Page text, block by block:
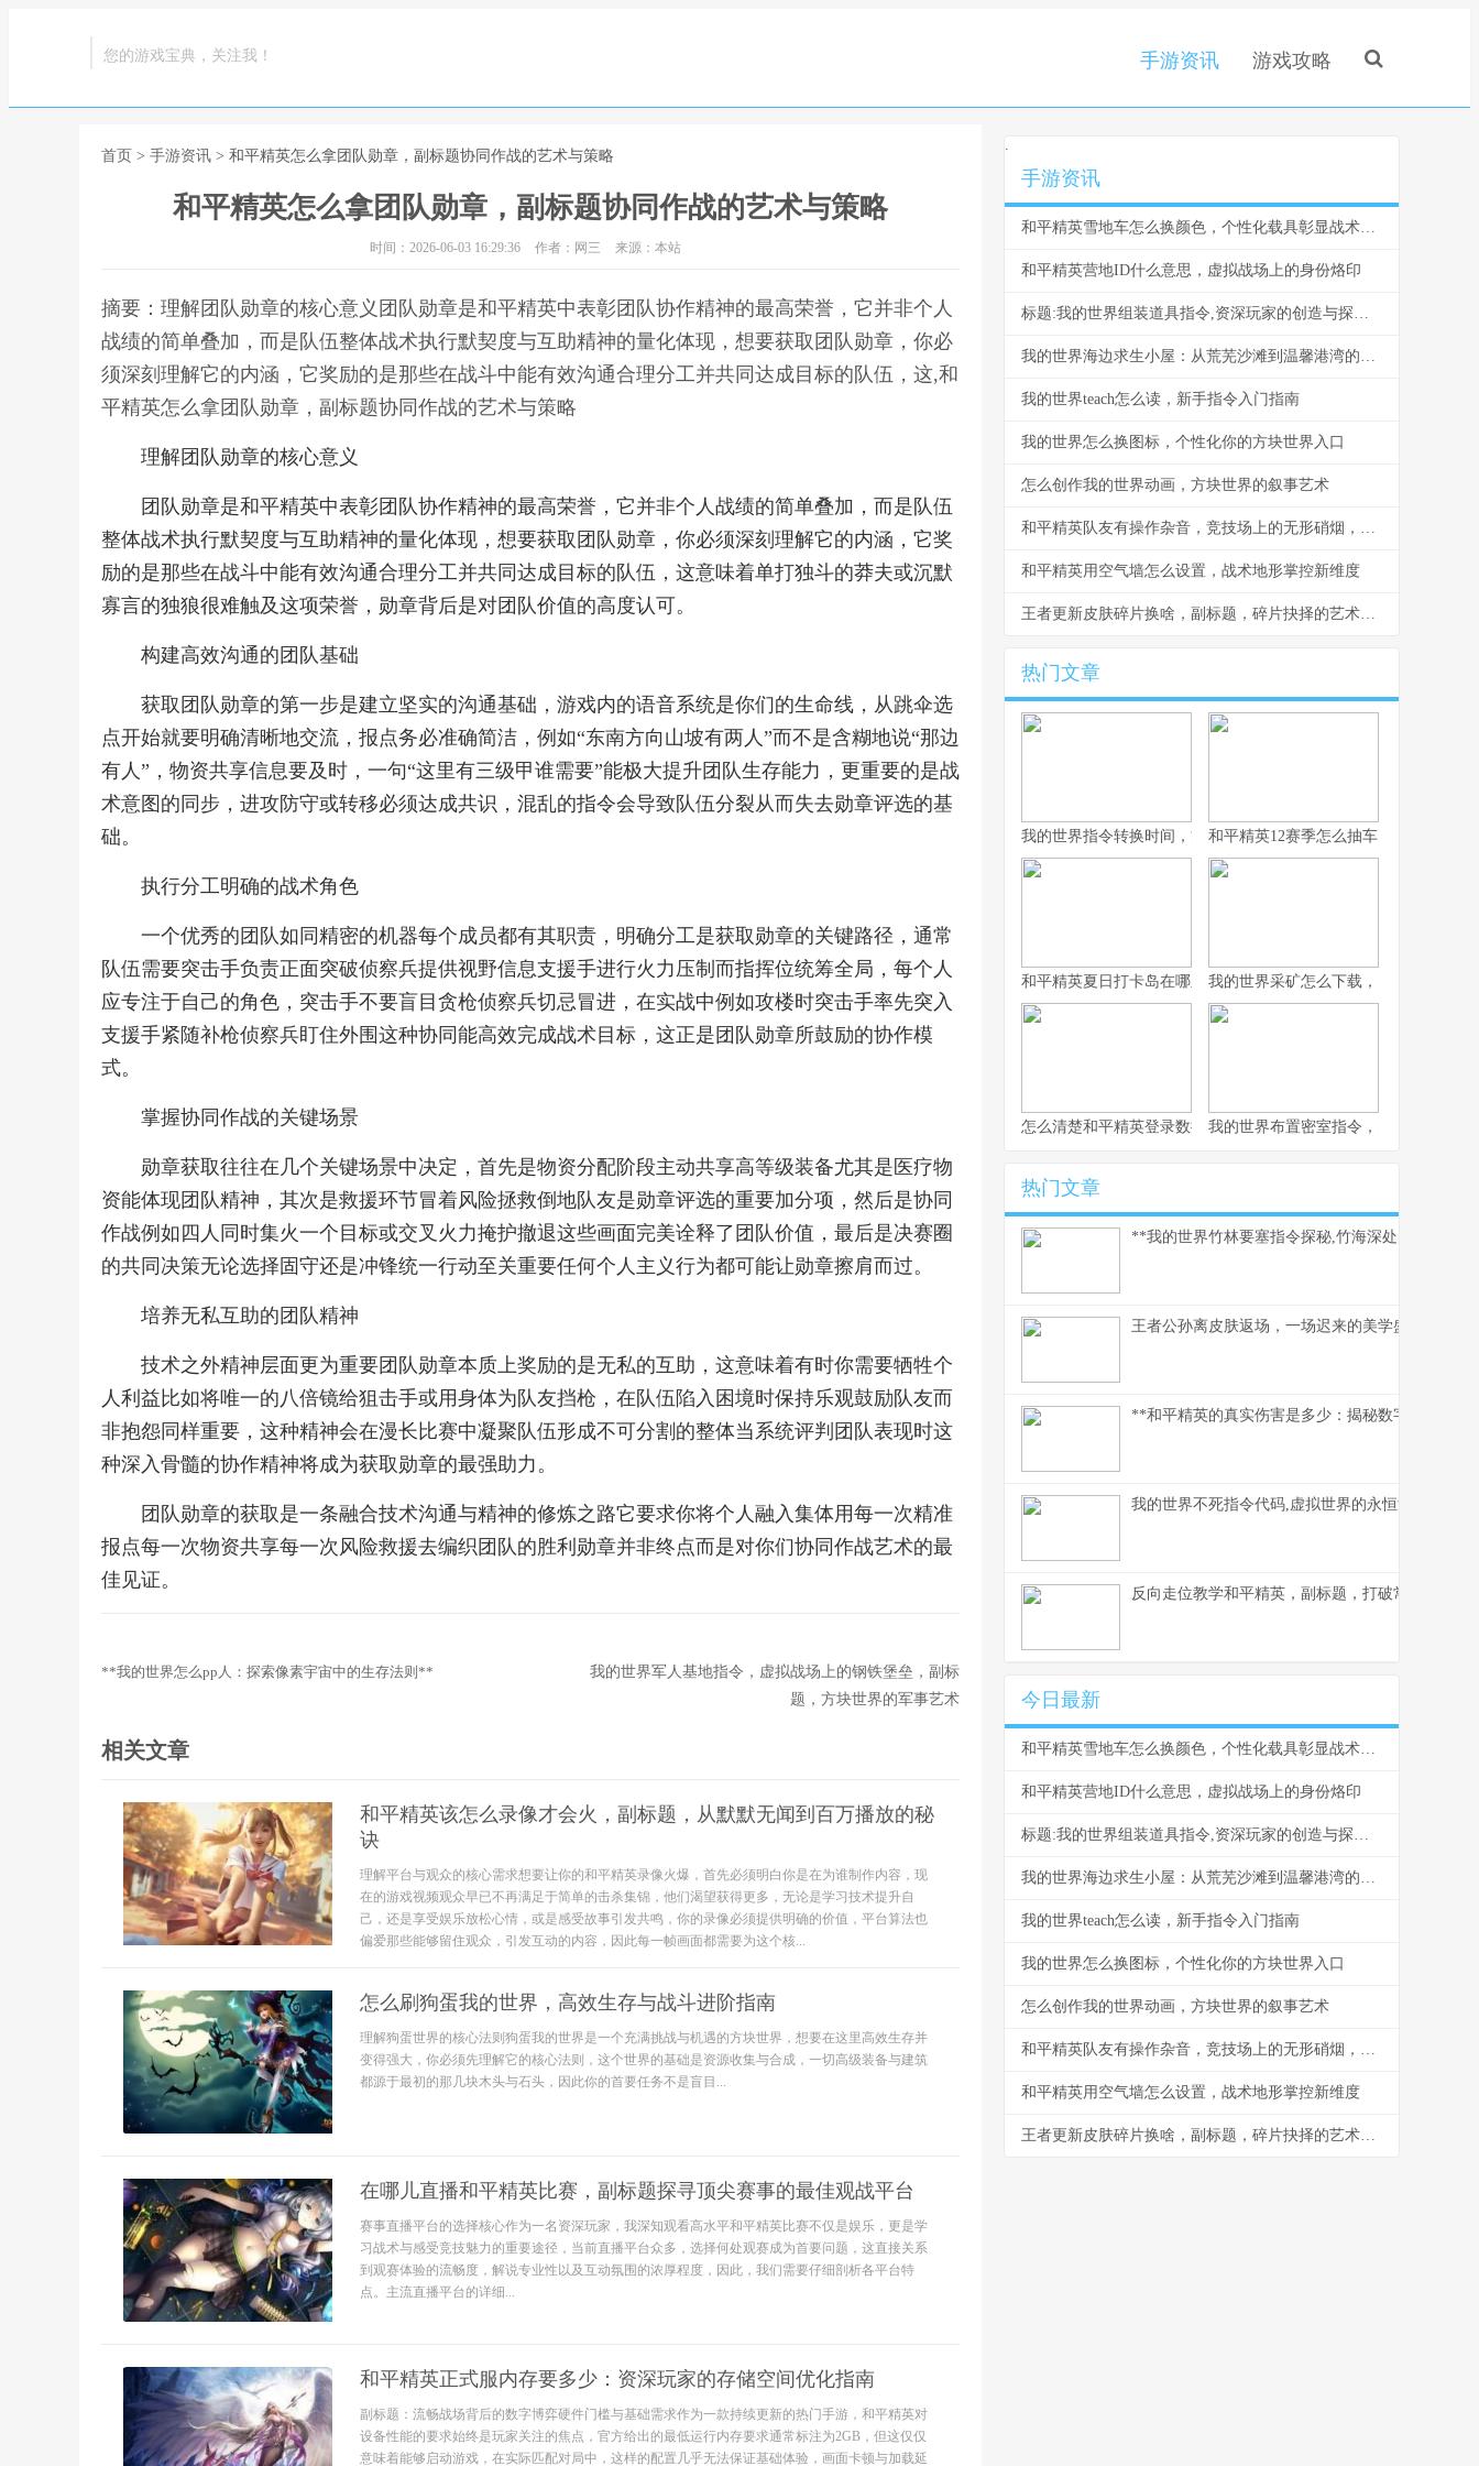
您的游戏宝典，关注我！ 手游资讯 游戏攻略
首页 > 手游资讯 > 和平精英怎么拿团队勋章，副标题协同作战的艺术与策略
和平精英怎么拿团队勋章，副标题协同作战的艺术与策略
时间：2026-06-03 16:29:36 作者：网三 来源：本站
摘要：理解团队勋章的核心意义团队勋章是和平精英中表彰团队协作精神的最高荣誉，它并非个人
战绩的简单叠加，而是队伍整体战术执行默契度与互助精神的量化体现，想要获取团队勋章，你必
须深刻理解它的内涵，它奖励的是那些在战斗中能有效沟通合理分工并共同达成目标的队伍，这,和
平精英怎么拿团队勋章，副标题协同作战的艺术与策略
理解团队勋章的核心意义
团队勋章是和平精英中表彰团队协作精神的最高荣誉，它并非个人战绩的简单叠加，而是队伍
整体战术执行默契度与互助精神的量化体现，想要获取团队勋章，你必须深刻理解它的内涵，它奖
励的是那些在战斗中能有效沟通合理分工并共同达成目标的队伍，这意味着单打独斗的莽夫或沉默
寡言的独狼很难触及这项荣誉，勋章背后是对团队价值的高度认可。
构建高效沟通的团队基础
获取团队勋章的第一步是建立坚实的沟通基础，游戏内的语音系统是你们的生命线，从跳伞选
点开始就要明确清晰地交流，报点务必准确简洁，例如“东南方向山坡有两人”而不是含糊地说“那边
有人”，物资共享信息要及时，一句“这里有三级甲谁需要”能极大提升团队生存能力，更重要的是战
术意图的同步，进攻防守或转移必须达成共识，混乱的指令会导致队伍分裂从而失去勋章评选的基
础。
执行分工明确的战术角色
一个优秀的团队如同精密的机器每个成员都有其职责，明确分工是获取勋章的关键路径，通常
队伍需要突击手负责正面突破侦察兵提供视野信息支援手进行火力压制而指挥位统筹全局，每个人
应专注于自己的角色，突击手不要盲目贪枪侦察兵切忌冒进，在实战中例如攻楼时突击手率先突入
支援手紧随补枪侦察兵盯住外围这种协同能高效完成战术目标，这正是团队勋章所鼓励的协作模
式。
掌握协同作战的关键场景
勋章获取往往在几个关键场景中决定，首先是物资分配阶段主动共享高等级装备尤其是医疗物
资能体现团队精神，其次是救援环节冒着风险拯救倒地队友是勋章评选的重要加分项，然后是协同
作战例如四人同时集火一个目标或交叉火力掩护撤退这些画面完美诠释了团队价值，最后是决赛圈
的共同决策无论选择固守还是冲锋统一行动至关重要任何个人主义行为都可能让勋章擦肩而过。
培养无私互助的团队精神
技术之外精神层面更为重要团队勋章本质上奖励的是无私的互助，这意味着有时你需要牺牲个
人利益比如将唯一的八倍镜给狙击手或用身体为队友挡枪，在队伍陷入困境时保持乐观鼓励队友而
非抱怨同样重要，这种精神会在漫长比赛中凝聚队伍形成不可分割的整体当系统评判团队表现时这
种深入骨髓的协作精神将成为获取勋章的最强助力。
团队勋章的获取是一条融合技术沟通与精神的修炼之路它要求你将个人融入集体用每一次精准
报点每一次物资共享每一次风险救援去编织团队的胜利勋章并非终点而是对你们协同作战艺术的最
佳见证。
**我的世界怎么pp人：探索像素宇宙中的生存法则**
我的世界军人基地指令，虚拟战场上的钢铁堡垒，副标
题，方块世界的军事艺术
相关文章
和平精英该怎么录像才会火，副标题，从默默无闻到百万播放的秘
诀
理解平台与观众的核心需求想要让你的和平精英录像火爆，首先必须明白你是在为谁制作内容，现
在的游戏视频观众早已不再满足于简单的击杀集锦，他们渴望获得更多，无论是学习技术提升自
己，还是享受娱乐放松心情，或是感受故事引发共鸣，你的录像必须提供明确的价值，平台算法也
偏爱那些能够留住观众，引发互动的内容，因此每一帧画面都需要为这个核...
怎么刷狗蛋我的世界，高效生存与战斗进阶指南
理解狗蛋世界的核心法则狗蛋我的世界是一个充满挑战与机遇的方块世界，想要在这里高效生存并
变得强大，你必须先理解它的核心法则，这个世界的基础是资源收集与合成，一切高级装备与建筑
都源于最初的那几块木头与石头，因此你的首要任务不是盲目...
在哪儿直播和平精英比赛，副标题探寻顶尖赛事的最佳观战平台
赛事直播平台的选择核心作为一名资深玩家，我深知观看高水平和平精英比赛不仅是娱乐，更是学
习战术与感受竞技魅力的重要途径，当前直播平台众多，选择何处观赛成为首要问题，这直接关系
到观赛体验的流畅度，解说专业性以及互动氛围的浓厚程度，因此，我们需要仔细剖析各平台特
点。主流直播平台的详细...
和平精英正式服内存要多少：资深玩家的存储空间优化指南
副标题：流畅战场背后的数字博弈硬件门槛与基础需求作为一款持续更新的热门手游，和平精英对
设备性能的要求始终是玩家关注的焦点，官方给出的最低运行内存要求通常标注为2GB，但这仅仅
意味着能够启动游戏，在实际匹配对局中，这样的配置几乎无法保证基础体验，画面卡顿与加载延
.
手游资讯
和平精英雪地车怎么换颜色，个性化载具彰显战术风采，副标题，雪原驰骋的色彩奥秘与实战价值
和平精英营地ID什么意思，虚拟战场上的身份烙印
标题:我的世界组装道具指令,资深玩家的创造与探索指南
我的世界海边求生小屋：从荒芜沙滩到温馨港湾的建造指南
我的世界teach怎么读，新手指令入门指南
我的世界怎么换图标，个性化你的方块世界入口
怎么创作我的世界动画，方块世界的叙事艺术
和平精英队友有操作杂音，竞技场上的无形硝烟，副标题，听音辨位之外的生存考验
和平精英用空气墙怎么设置，战术地形掌控新维度
王者更新皮肤碎片换啥，副标题，碎片抉择的艺术与智慧
热门文章
我的世界指令转换时间，方块宇宙的时光之匙和平精英12赛季怎么抽车，资深玩家的
和平精英夏日打卡岛在哪里：探寻虚拟海滨的坐标与意义
我的世界采矿怎么下载，资深玩家的完
怎么清楚和平精英登录数据，玩家数据管理指南
我的世界布置密室指令，密室逃脱的指
热门文章
**我的世界竹林要塞指令探秘,竹海深处的代码奇
王者公孙离皮肤返场，一场迟来的美学盛宴
**和平精英的真实伤害是多少：揭秘数字背后的战
我的世界不死指令代码,虚拟世界的永恒法则副标题
反向走位教学和平精英，副标题，打破常规的生存
今日最新
和平精英雪地车怎么换颜色，个性化载具彰显战术风采，副标题，雪原驰骋的色彩奥秘与实战价值
和平精英营地ID什么意思，虚拟战场上的身份烙印
标题:我的世界组装道具指令,资深玩家的创造与探索指南
我的世界海边求生小屋：从荒芜沙滩到温馨港湾的建造指南
我的世界teach怎么读，新手指令入门指南
我的世界怎么换图标，个性化你的方块世界入口
怎么创作我的世界动画，方块世界的叙事艺术
和平精英队友有操作杂音，竞技场上的无形硝烟，副标题，听音辨位之外的生存考验
和平精英用空气墙怎么设置，战术地形掌控新维度
王者更新皮肤碎片换啥，副标题，碎片抉择的艺术与智慧